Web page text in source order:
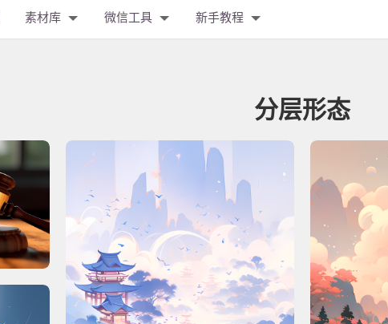
素材库 微信工具 新手教程
分层形态